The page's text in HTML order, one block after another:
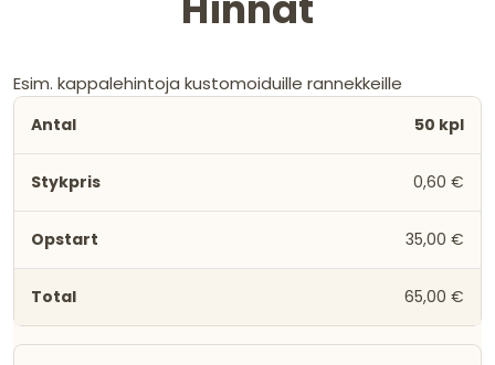
Esim. kappalehintoja kustomoiduille rannekkeille
50 kpl
0,60 €
35,00 €
65,00 €